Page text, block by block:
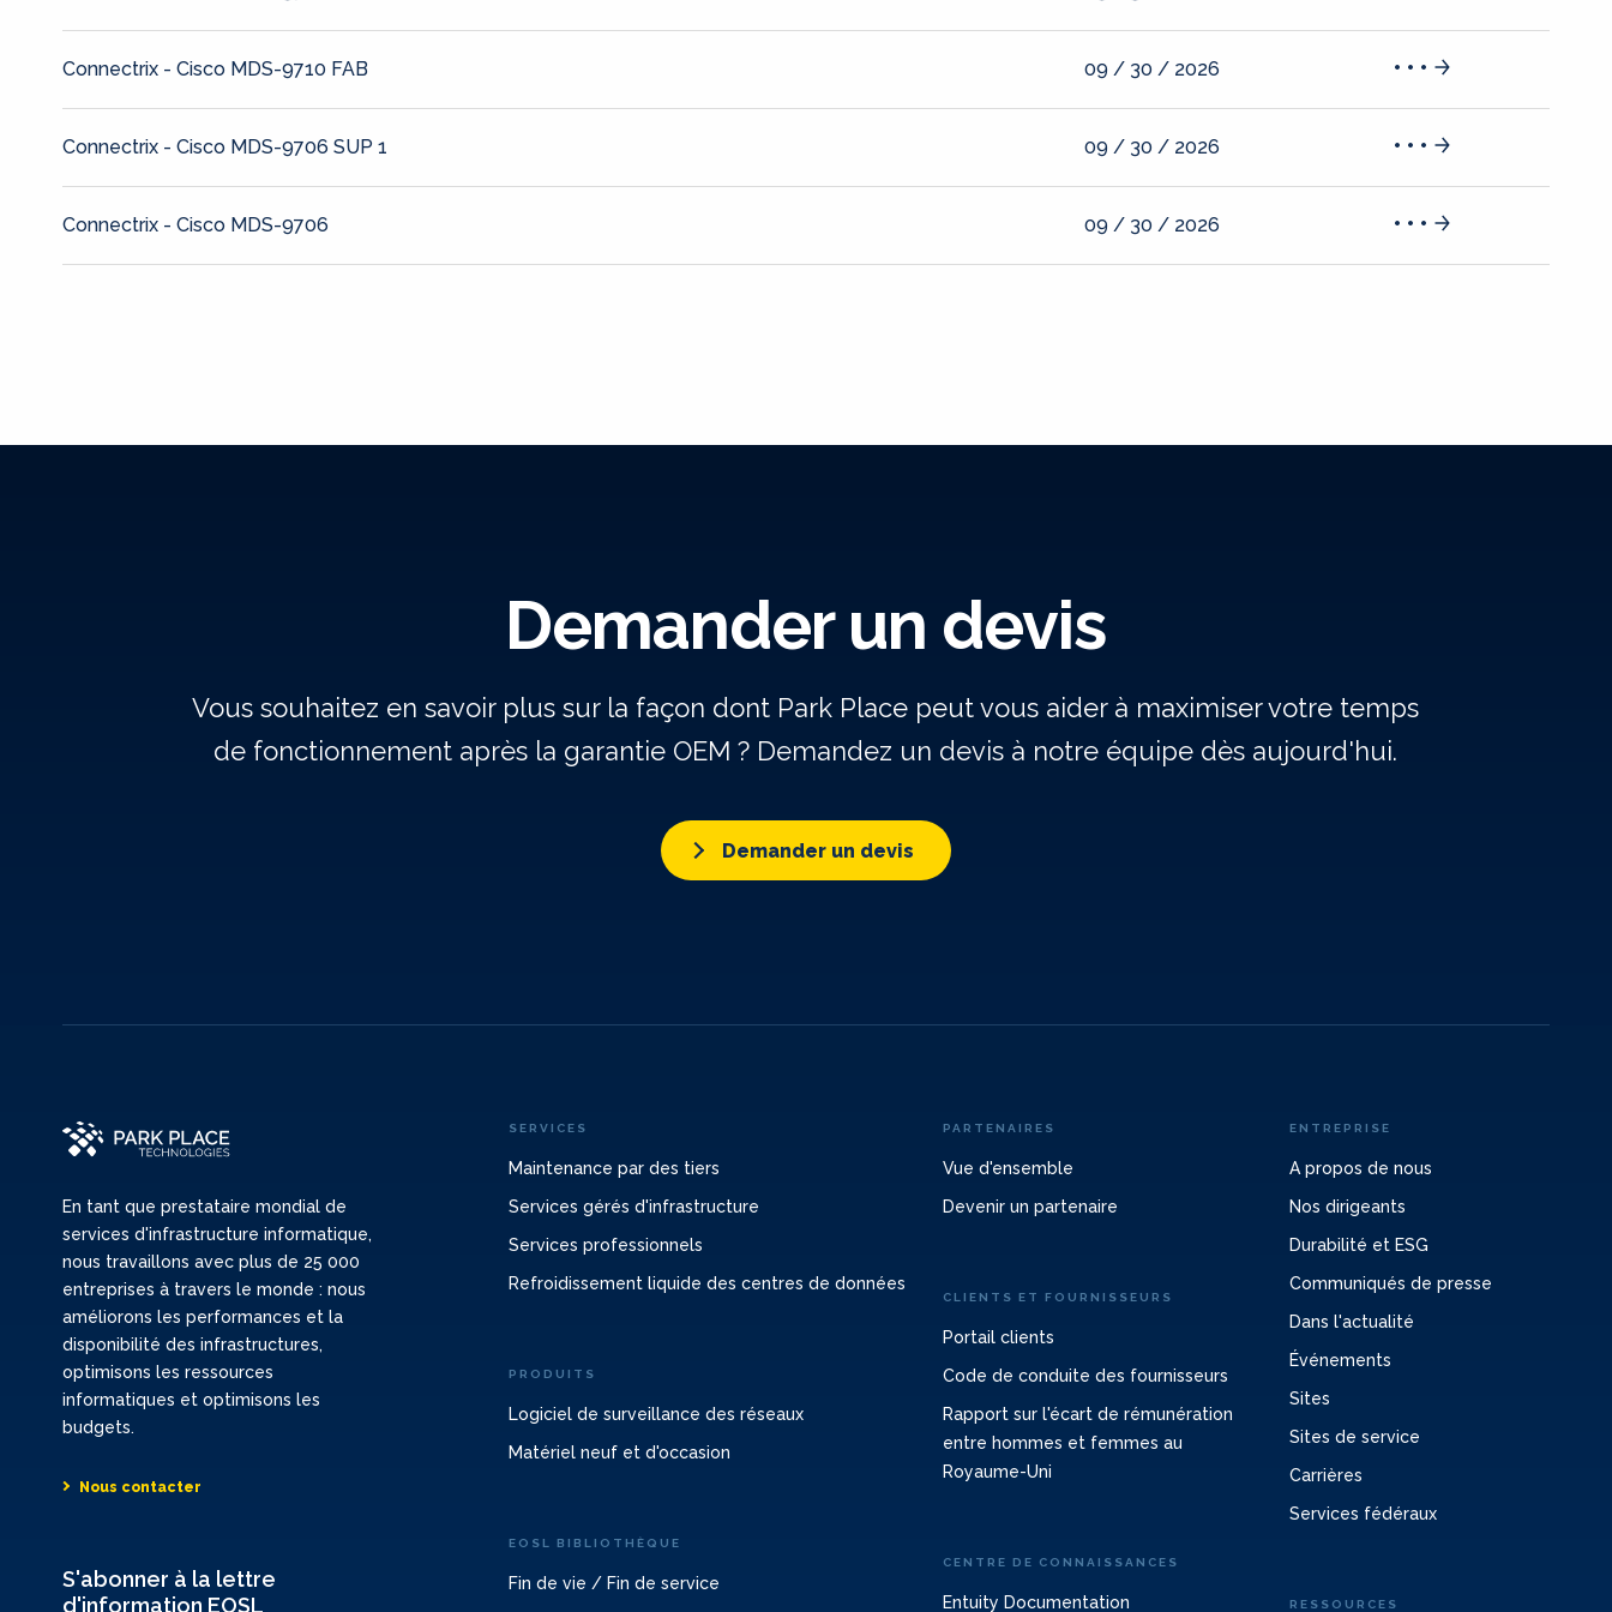
Connectrix - Cisco MDS-9710 FAB 09 / 30 / 2026
Connectrix - Cisco MDS-9706 SUP 1 09 / 30 / 2026
Connectrix - Cisco MDS-9706 09 / 30 / 2026
Demander un devis
Vous souhaitez en savoir plus sur la façon dont Park Place peut vous aider à maximiser votre temps
de fonctionnement après la garantie OEM ? Demandez un devis à notre équipe dès aujourd'hui.
Demander un devis
En tant que prestataire mondial de
services d'infrastructure informatique,
nous travaillons avec plus de 25 000
entreprises à travers le monde : nous
améliorons les performances et la
disponibilité des infrastructures,
optimisons les ressources
informatiques et optimisons les
budgets.
Nous contacter
S'abonner à la lettre
d'information EOSL
SERVICES
Maintenance par des tiers
Services gérés d'infrastructure
Services professionnels
Refroidissement liquide des centres de données
PRODUITS
Logiciel de surveillance des réseaux
Matériel neuf et d'occasion
EOSL BIBLIOTHÈQUE
Fin de vie / Fin de service
PARTENAIRES
Vue d'ensemble
Devenir un partenaire
CLIENTS ET FOURNISSEURS
Portail clients
Code de conduite des fournisseurs
Rapport sur l'écart de rémunération
entre hommes et femmes au
Royaume-Uni
CENTRE DE CONNAISSANCES
Entuity Documentation
ENTREPRISE
A propos de nous
Nos dirigeants
Durabilité et ESG
Communiqués de presse
Dans l'actualité
Événements
Sites
Sites de service
Carrières
Services fédéraux
RESSOURCES